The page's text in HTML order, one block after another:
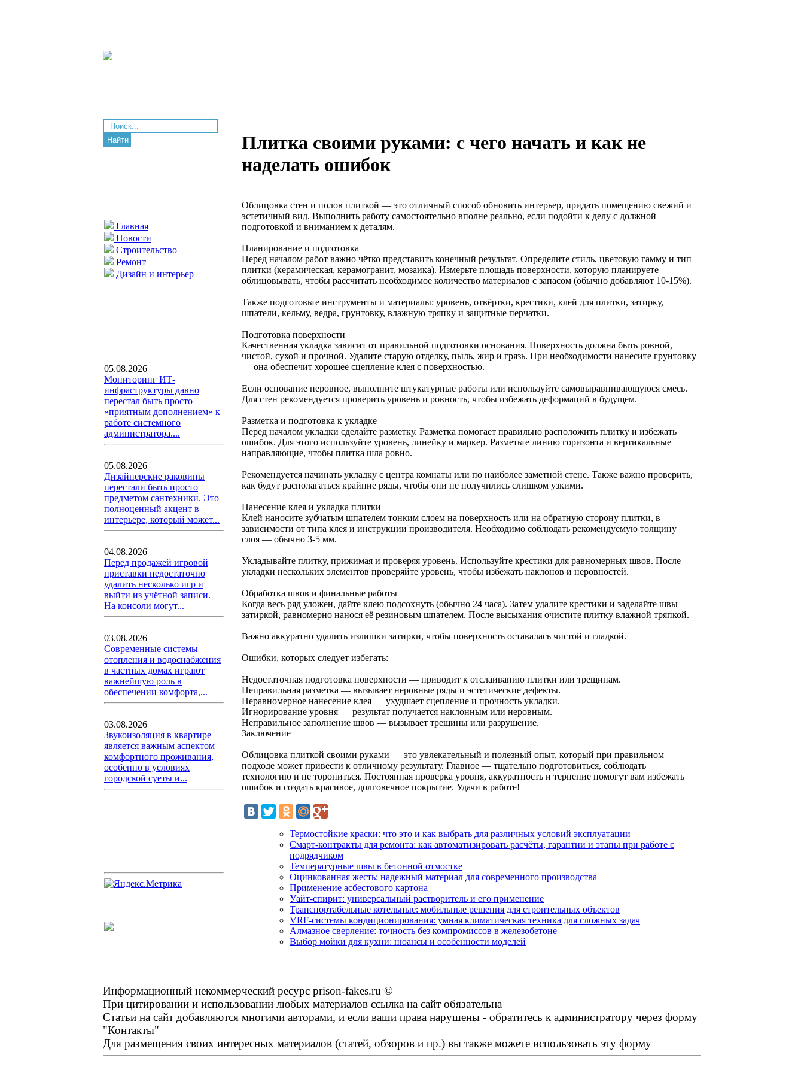
Найти
Главная
Новости
Строительство
Ремонт
Дизайн и интерьер
05.08.2026
Мониторинг ИТ-
инфраструктуры давно
перестал быть просто
«приятным дополнением» к
работе системного
администратора....
05.08.2026
Дизайнерские раковины
перестали быть просто
предметом сантехники. Это
полноценный акцент в
интерьере, который может...
04.08.2026
Перед продажей игровой
приставки недостаточно
удалить несколько игр и
выйти из учётной записи.
На консоли могут...
03.08.2026
Современные системы
отопления и водоснабжения
в частных домах играют
важнейшую роль в
обеспечении комфорта,...
03.08.2026
Звукоизоляция в квартире
является важным аспектом
комфортного проживания,
особенно в условиях
городской суеты и...
Плитка своими руками: с чего начать и как не
наделать ошибок
Облицовка стен и полов плиткой — это отличный способ обновить интерьер, придать помещению свежий и
эстетичный вид. Выполнить работу самостоятельно вполне реально, если подойти к делу с должной
подготовкой и вниманием к деталям.
Планирование и подготовка
Перед началом работ важно чётко представить конечный результат. Определите стиль, цветовую гамму и тип
плитки (керамическая, керамогранит, мозаика). Измерьте площадь поверхности, которую планируете
облицовывать, чтобы рассчитать необходимое количество материалов с запасом (обычно добавляют 10-15%).
Также подготовьте инструменты и материалы: уровень, отвёртки, крестики, клей для плитки, затирку,
шпатели, кельму, ведра, грунтовку, влажную тряпку и защитные перчатки.
Подготовка поверхности
Качественная укладка зависит от правильной подготовки основания. Поверхность должна быть ровной,
чистой, сухой и прочной. Удалите старую отделку, пыль, жир и грязь. При необходимости нанесите грунтовку
— она обеспечит хорошее сцепление клея с поверхностью.
Если основание неровное, выполните штукатурные работы или используйте самовыравнивающуюся смесь.
Для стен рекомендуется проверить уровень и ровность, чтобы избежать деформаций в будущем.
Разметка и подготовка к укладке
Перед началом укладки сделайте разметку. Разметка помогает правильно расположить плитку и избежать
ошибок. Для этого используйте уровень, линейку и маркер. Разметьте линию горизонта и вертикальные
направляющие, чтобы плитка шла ровно.
Рекомендуется начинать укладку с центра комнаты или по наиболее заметной стене. Также важно проверить,
как будут располагаться крайние ряды, чтобы они не получились слишком узкими.
Нанесение клея и укладка плитки
Клей наносите зубчатым шпателем тонким слоем на поверхность или на обратную сторону плитки, в
зависимости от типа клея и инструкции производителя. Необходимо соблюдать рекомендуемую толщину
слоя — обычно 3-5 мм.
Укладывайте плитку, прижимая и проверяя уровень. Используйте крестики для равномерных швов. После
укладки нескольких элементов проверяйте уровень, чтобы избежать наклонов и неровностей.
Обработка швов и финальные работы
Когда весь ряд уложен, дайте клею подсохнуть (обычно 24 часа). Затем удалите крестики и заделайте швы
затиркой, равномерно нанося её резиновым шпателем. После высыхания очистите плитку влажной тряпкой.
Важно аккуратно удалить излишки затирки, чтобы поверхность оставалась чистой и гладкой.
Ошибки, которых следует избегать:
Недостаточная подготовка поверхности — приводит к отслаиванию плитки или трещинам.
Неправильная разметка — вызывает неровные ряды и эстетические дефекты.
Неравномерное нанесение клея — ухудшает сцепление и прочность укладки.
Игнорирование уровня — результат получается наклонным или неровным.
Неправильное заполнение швов — вызывает трещины или разрушение.
Заключение
Облицовка плиткой своими руками — это увлекательный и полезный опыт, который при правильном
подходе может привести к отличному результату. Главное — тщательно подготовиться, соблюдать
технологию и не торопиться. Постоянная проверка уровня, аккуратность и терпение помогут вам избежать
ошибок и создать красивое, долговечное покрытие. Удачи в работе!
Термостойкие краски: что это и как выбрать для различных условий эксплуатации
Смарт-контракты для ремонта: как автоматизировать расчёты, гарантии и этапы при работе с
подрядчиком
Температурные швы в бетонной отмостке
Оцинкованная жесть: надежный материал для современного производства
Применение асбестового картона
Уайт-спирит: универсальный растворитель и его применение
Транспортабельные котельные: мобильные решения для строительных объектов
VRF-системы кондиционирования: умная климатическая техника для сложных задач
Алмазное сверление: точность без компромиссов в железобетоне
Выбор мойки для кухни: нюансы и особенности моделей
Информационный некоммерческий ресурс prison-fakes.ru ©
При цитировании и использовании любых материалов ссылка на сайт обязательна
Статьи на сайт добавляются многими авторами, и если ваши права нарушены - обратитесь к администратору через форму
"Контакты"
Для размещения своих интересных материалов (статей, обзоров и пр.) вы также можете использовать эту форму